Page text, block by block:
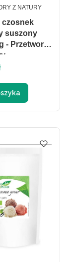
czosnek
suszony
- Przetwory
Z NATURY